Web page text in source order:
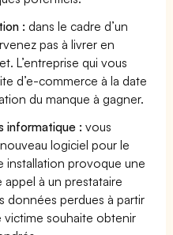
: dans le cadre d’un
pas à livrer en
L’entreprise qui vous
d’e-commerce à la date
du manque à gagner.
informatique : vous
logiciel pour le
provoque une
à un prestataire
données perdues à partir
victime souhaite obtenir